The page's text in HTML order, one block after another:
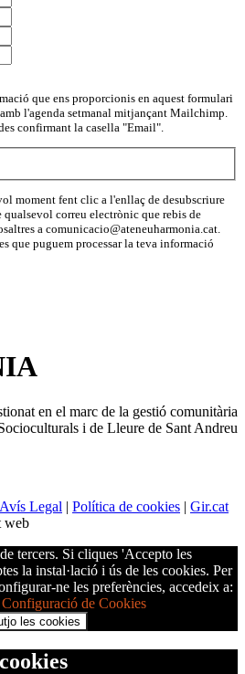
que ens proporcionis en aquest formulari
l'agenda setmanal mitjançant Mailchimp.
confirmant la casella "Email".
moment fent clic a l'enllaç de desubscriure
qualsevol correu electrònic que rebis de
a comunicacio@ateneuharmonia.cat.
que puguem processar la teva informació
en el marc de la gestió comunitària
i de Lleure de Sant Andreu
Avís Legal | Política de cookies | Gir.cat
web
tercers. Si cliques 'Accepto les
la instal·lació i ús de les cookies. Per
ne les preferències, accedeix a:
de Cookies
les cookies